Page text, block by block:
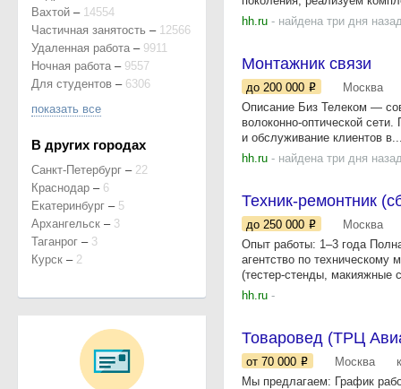
hh.ru - найдена три дня
Монтажник связи
до 200 000
Москва
Описание Биз Телеком —
волоконно-оптической
и обслуживание клиентов
hh.ru - найдена три дня
Техник-ремонтник
до 250 000
Москва
Опыт работы: 1–3 года
агентство по техническому
(тестер-стенды, макияжные
hh.ru -
Товаровед (ТРЦ
от 70 000 Москва
Мы предлагаем: График
Вахтой – 14554
Частичная занятость – 12566
Удаленная работа – 9911
Ночная работа – 9557
Для студентов – 6306
показать все
В других городах
Санкт-Петербург – 22
Краснодар – 6
Екатеринбург – 5
Архангельск – 3
Таганрог – 3
Курск – 2